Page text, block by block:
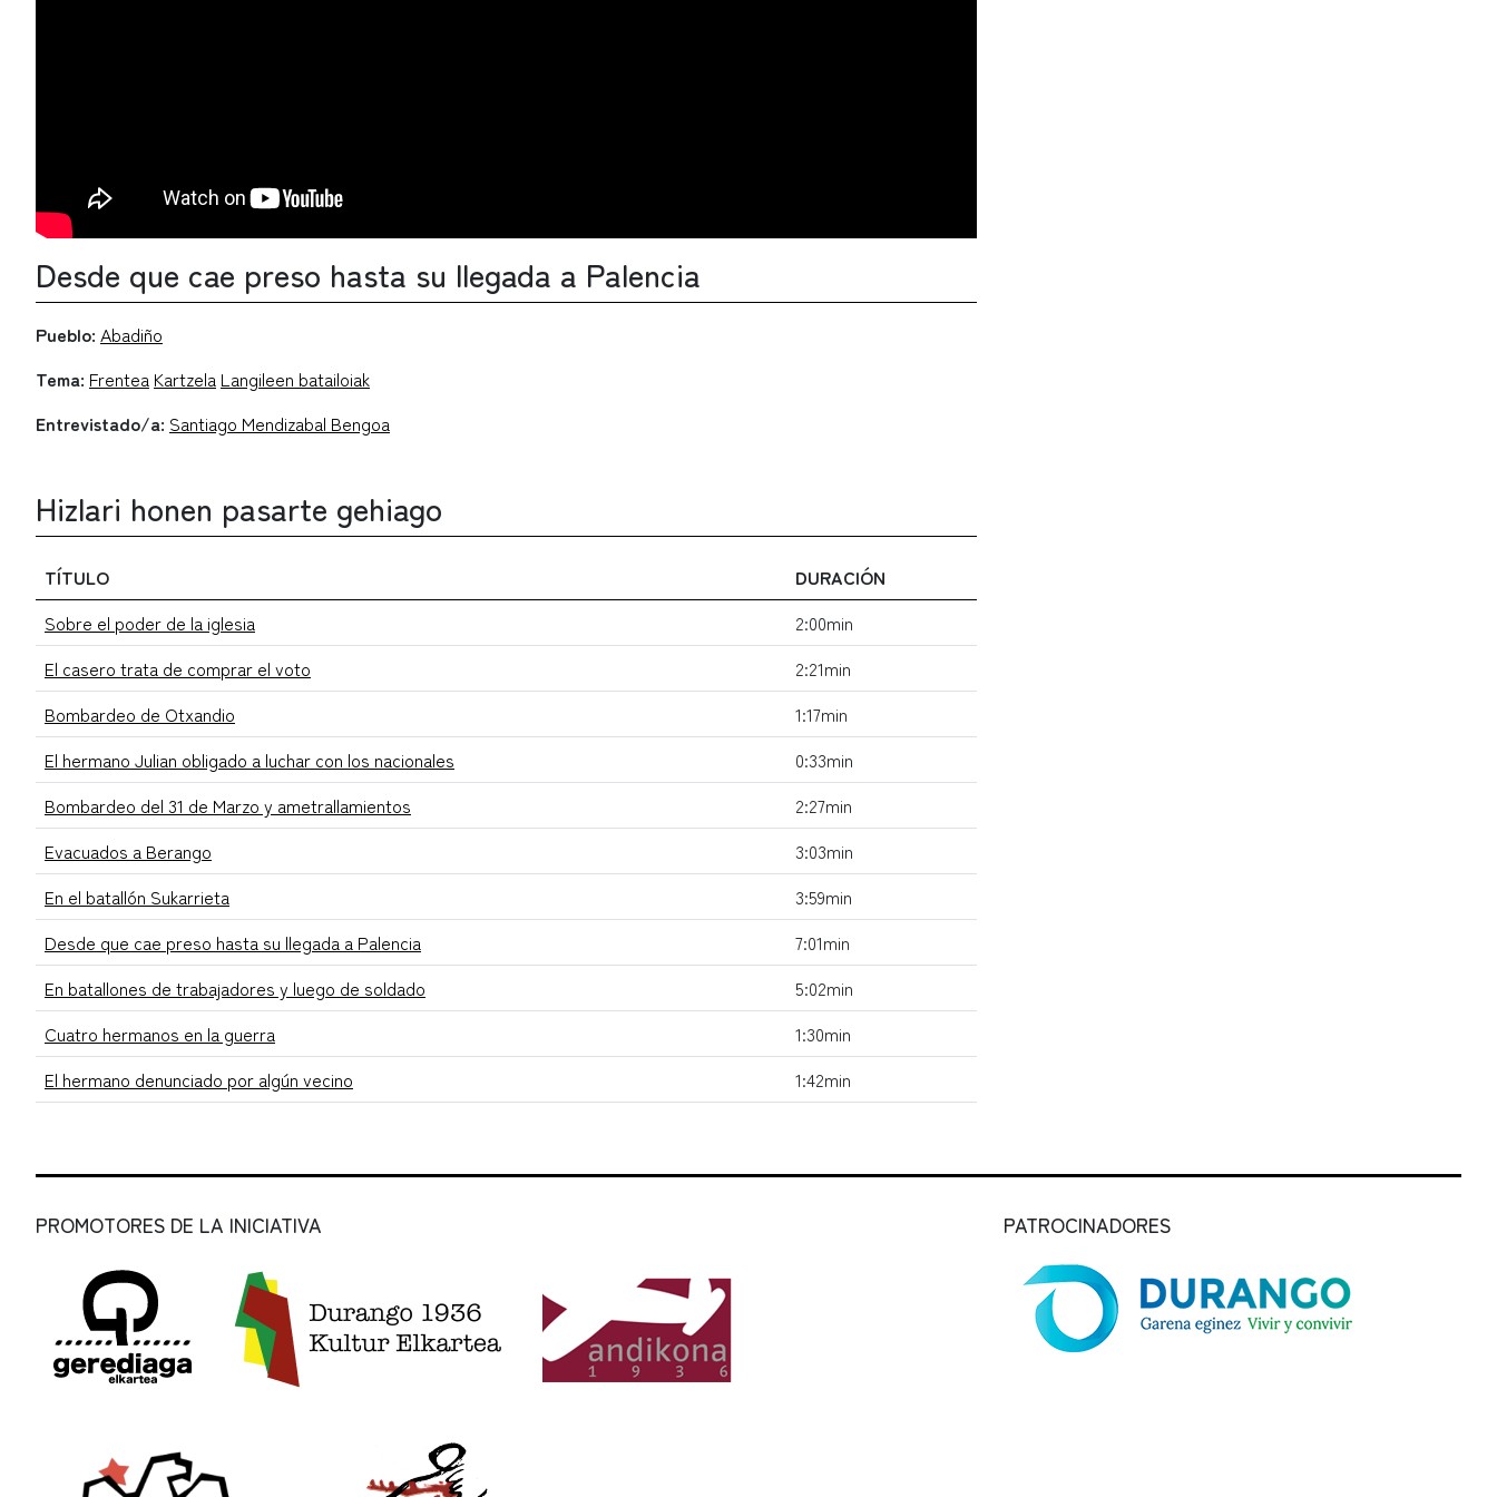
Desde que cae preso hasta su llegada a Palencia
Pueblo: Abadiño
Tema: Frentea Kartzela Langileen batailoiak
Entrevistado/a: Santiago Mendizabal Bengoa
Hizlari honen pasarte gehiago
TÍTULO
DURACIÓN
Sobre el poder de la iglesia
2:00min
El casero trata de comprar el voto
2:21min
Bombardeo de Otxandio
1:17min
El hermano Julian obligado a luchar con los nacionales
0:33min
Bombardeo del 31 de Marzo y ametrallamientos
2:27min
Evacuados a Berango
3:03min
En el batallón Sukarrieta
3:59min
Desde que cae preso hasta su llegada a Palencia
7:01min
En batallones de trabajadores y luego de soldado
5:02min
Cuatro hermanos en la guerra
1:30min
El hermano denunciado por algún vecino
1:42min
PROMOTORES DE LA INICIATIVA PATROCINADORES